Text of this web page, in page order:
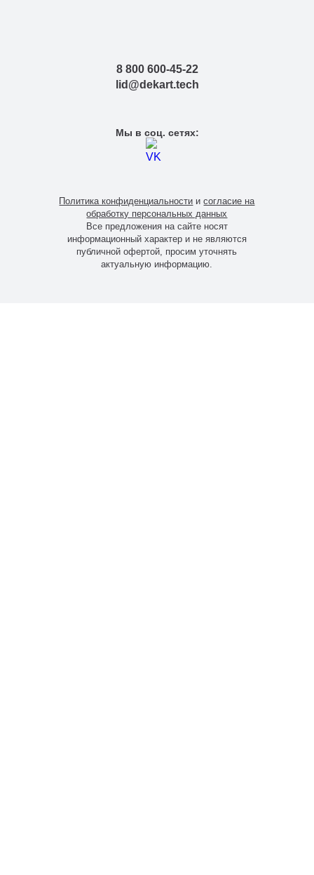
8 800 600-45-22
lid@dekart.tech
Мы в соц. сетях:
Все предложения на сайте носят
информационный характер и не являются
публичной офертой, просим уточнять
актуальную информацию.
Политика конфиденциальности исогласие на
обработку персональных данных